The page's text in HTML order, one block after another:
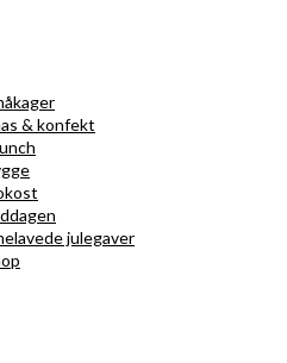
& konfekt
julegaver